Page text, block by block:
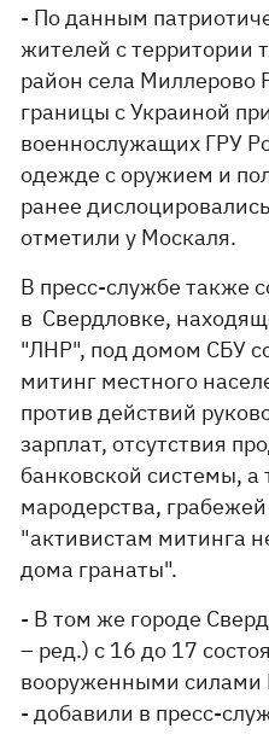
- По данным
жителей с территории
район села Миллерово
границы с Украиной
военнослужащих ГРУ
одежде с оружием и
ранее
отметили у Москаля.
В пресс-службе также
в Свердловке,
"ЛНР", под домом СБУ
митинг местного
против действий
зарплат, отсутствия
банковской системы, а
мародерства,
"активистам митинга
дома гранаты".
- В том же городе
– ред.) с 16 до 17
вооруженными силами
- добавили в пресс-